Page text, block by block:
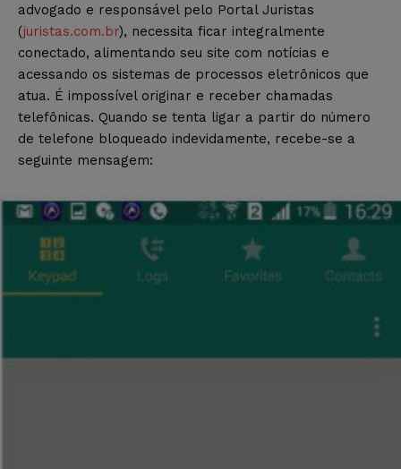
advogado e responsável pelo Portal Juristas
(juristas.com.br), necessita ficar integralmente
conectado, alimentando seu site com notícias e
acessando os sistemas de processos eletrônicos que
atua. É impossível originar e receber chamadas
telefônicas. Quando se tenta ligar a partir do número
de telefone bloqueado indevidamente, recebe-se a
seguinte mensagem: